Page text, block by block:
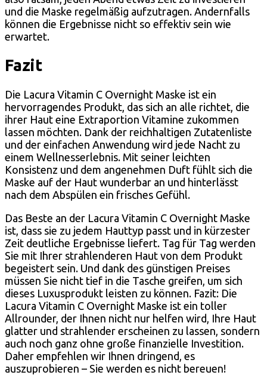
und die Maske regelmäßig aufzutragen. Andernfalls
können die Ergebnisse nicht so effektiv sein wie
erwartet.
Fazit
Die Lacura Vitamin C Overnight Maske ist ein
hervorragendes Produkt, das sich an alle richtet, die
ihrer Haut eine Extraportion Vitamine zukommen
lassen möchten. Dank der reichhaltigen Zutatenliste
und der einfachen Anwendung wird jede Nacht zu
einem Wellnesserlebnis. Mit seiner leichten
Konsistenz und dem angenehmen Duft fühlt sich die
Maske auf der Haut wunderbar an und hinterlässt
nach dem Abspülen ein frisches Gefühl.
Das Beste an der Lacura Vitamin C Overnight Maske
ist, dass sie zu jedem Hauttyp passt und in kürzester
Zeit deutliche Ergebnisse liefert. Tag für Tag werden
Sie mit Ihrer strahlenderen Haut von dem Produkt
begeistert sein. Und dank des günstigen Preises
müssen Sie nicht tief in die Tasche greifen, um sich
dieses Luxusprodukt leisten zu können. Fazit: Die
Lacura Vitamin C Overnight Maske ist ein toller
Allrounder, der Ihnen nicht nur helfen wird, Ihre Haut
glatter und strahlender erscheinen zu lassen, sondern
auch noch ganz ohne große finanzielle Investition.
Daher empfehlen wir Ihnen dringend, es
auszuprobieren – Sie werden es nicht bereuen!